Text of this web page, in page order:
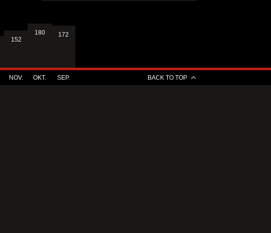
152
NOV.
180
OKT.
172
SEP. BACK TO TOP